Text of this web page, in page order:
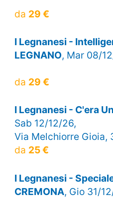
da 29 €
I Legnanesi -
LEGNANO, Mar 08/
da 29 €
I Legnanesi - C'era
Sab 12/12/26,
Via Melchiorre Gioia,
da 25 €
I Legnanesi -
CREMONA, Gio 31/